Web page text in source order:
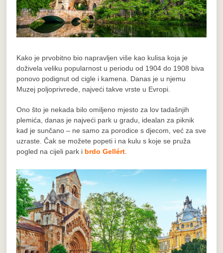
Kako je prvobitno bio napravljen više kao kulisa koja je
doživela veliku popularnost u periodu od 1904 do 1908 biva
ponovo podignut od cigle i kamena. Danas je u njemu
Muzej poljoprivrede, najveći takve vrste u Evropi.
Ono što je nekada bilo omiljeno mjesto za lov tadašnjih
plemića, danas je najveći park u gradu, idealan za piknik
kad je sunčano – ne samo za porodice s djecom, već za sve
uzraste. Čak se možete popeti i na kulu s koje se pruža
pogled na cijeli park i brdo Gellért